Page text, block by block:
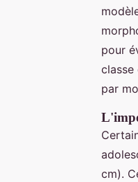
pour
classe
par
cm).